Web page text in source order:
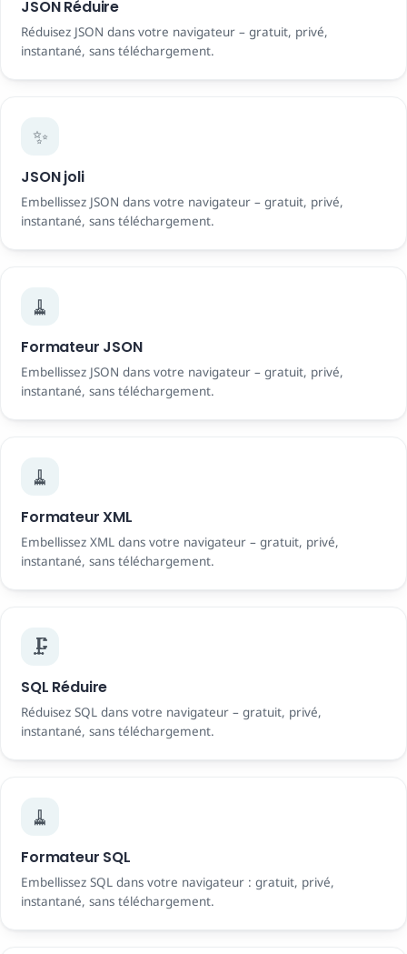
JSON Réduire
Réduisez JSON dans votre navigateur – gratuit, privé,
instantané, sans téléchargement.
✨
JSON joli
Embellissez JSON dans votre navigateur – gratuit, privé,
instantané, sans téléchargement.
🧹
Formateur JSON
Embellissez JSON dans votre navigateur – gratuit, privé,
instantané, sans téléchargement.
🧹
Formateur XML
Embellissez XML dans votre navigateur – gratuit, privé,
instantané, sans téléchargement.
🗜️
SQL Réduire
Réduisez SQL dans votre navigateur – gratuit, privé,
instantané, sans téléchargement.
🧹
Formateur SQL
Embellissez SQL dans votre navigateur : gratuit, privé,
instantané, sans téléchargement.